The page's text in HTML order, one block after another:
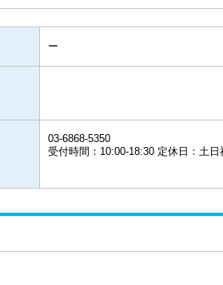
ー
03-6868-5350
受付時間：10:00-18:30 定休日：土日